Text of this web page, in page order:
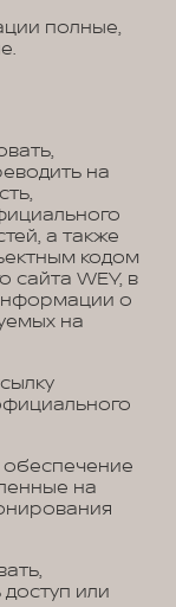
полные,
на
а также
кодом
сайта WEY, в
о
на
на
или